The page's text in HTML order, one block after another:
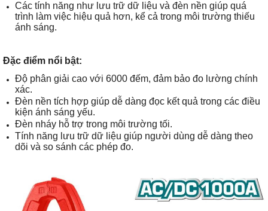
Các tính năng như lưu trữ dữ liệu và đèn nền giúp quá
trình làm việc hiệu quả hơn, kể cả trong môi trường thiếu
ánh sáng.
Đặc điểm nổi bật:
Độ phân giải cao với 6000 đếm, đảm bảo đo lường chính
xác.
Đèn nền tích hợp giúp dễ dàng đọc kết quả trong các điều
kiện ánh sáng yếu.
Đèn nháy hỗ trợ trong môi trường tối.
Tính năng lưu trữ dữ liệu giúp người dùng dễ dàng theo
dõi và so sánh các phép đo.